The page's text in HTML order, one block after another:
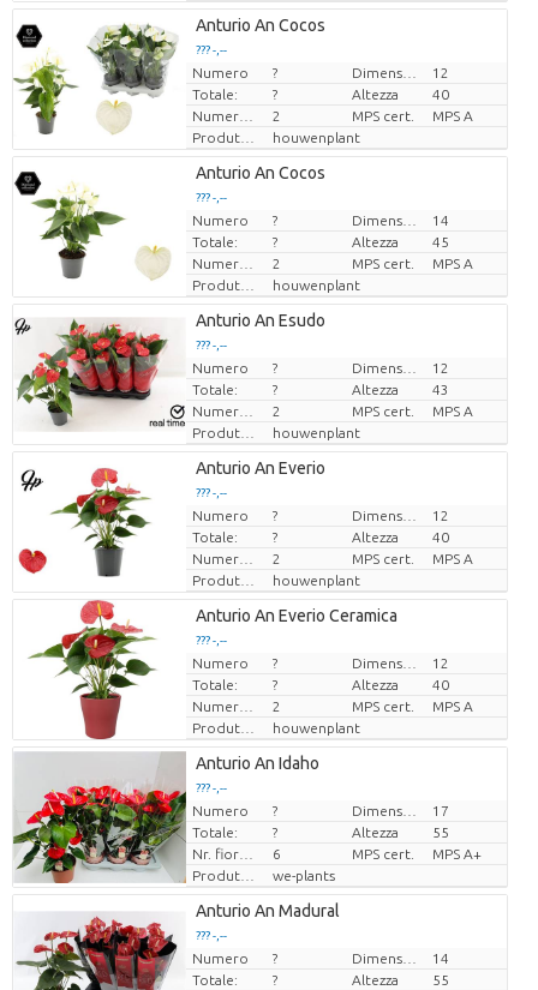
Loading...
??? -,--
Prezzo x uno
Loading...
??? -,--
Prezzo x uno
Loading...
??? -,--
Prezzo x uno
Loading...
??? -,--
Prezzo x uno
Loading...
??? -,--
Prezzo x uno
Loading...
??? -,--
Prezzo x uno
Loading...
??? -,--
Prezzo x uno
Anturio An Cocos
??? -,--
Prezzo x uno
Numero ?
12
Totale:
? Altezza
40
Numero di piante/vaso
2 MPS cert.
MPS A
Produttore
houwenplant
Anturio An Cocos
??? -,--
Prezzo x uno
Numero ?
14
Totale:
? Altezza
45
Numero di piante/vaso
2 MPS cert.
MPS A
Produttore
houwenplant
Anturio An Esudo
??? -,--
Prezzo x uno
Numero ?
12
Totale:
? Altezza
43
Numero di piante/vaso
2 MPS cert.
MPS A
Produttore
houwenplant
Anturio An Everio
??? -,--
Prezzo x uno
Numero ?
12
Totale:
? Altezza
40
Numero di piante/vaso
2 MPS cert.
MPS A
Produttore
houwenplant
Anturio An Everio Ceramica
??? -,--
Prezzo x uno
Numero ?
12
Totale:
? Altezza
40
Numero di piante/vaso
2 MPS cert.
MPS A
Produttore
houwenplant
Anturio An Idaho
??? -,--
Prezzo x uno
Numero ?
17
Totale:
? Altezza
55
Nr. fiore/vaso
6 MPS cert.
MPS A+
Produttore
we-plants
Anturio An Madural
??? -,--
Prezzo x uno
Numero ?
14
Totale:
? Altezza
55